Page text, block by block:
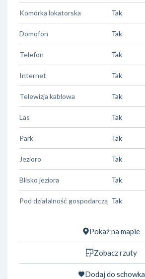
Komórka lokatorska Tak
Domofon Tak
Telefon Tak
Internet Tak
Telewizja kablowa Tak
Las Tak
Park Tak
Jezioro Tak
Blisko jeziora Tak
Pod działalność gospodarczą Tak
Pokaż na mapie
Zobacz rzuty
Dodaj do schowka